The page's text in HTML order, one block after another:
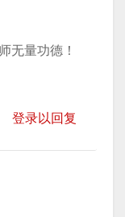
无量功德！
登录以回复